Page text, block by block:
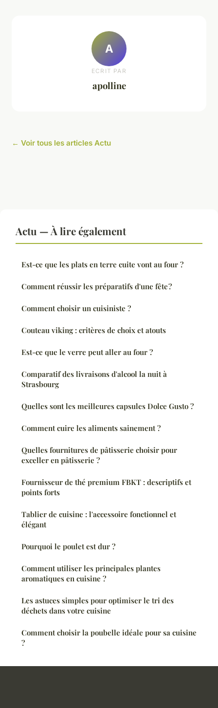
A
ECRIT PAR
apolline
← Voir tous les articles Actu
Actu — À lire également
Est-ce que les plats en terre cuite vont au four ?
Comment réussir les préparatifs d'une fête ?
Comment choisir un cuisiniste ?
Couteau viking : critères de choix et atouts
Est-ce que le verre peut aller au four ?
Comparatif des livraisons d'alcool la nuit à
Strasbourg
Quelles sont les meilleures capsules Dolce Gusto ?
Comment cuire les aliments sainement ?
Quelles fournitures de pâtisserie choisir pour
exceller en pâtisserie ?
Fournisseur de thé premium FBKT : descriptifs et
points forts
Tablier de cuisine : l'accessoire fonctionnel et
élégant
Pourquoi le poulet est dur ?
Comment utiliser les principales plantes
aromatiques en cuisine ?
Les astuces simples pour optimiser le tri des
déchets dans votre cuisine
Comment choisir la poubelle idéale pour sa cuisine
?